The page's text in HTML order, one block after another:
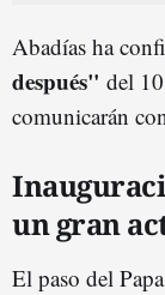
Abadías ha
después" del
comunicarán
un gran
El paso del